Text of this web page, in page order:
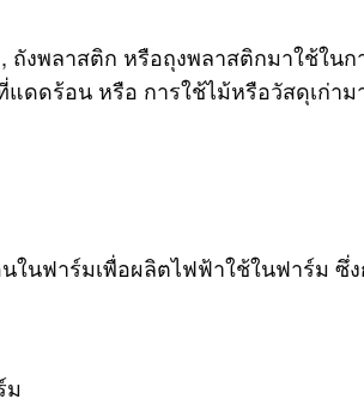
งพลาสติก หรือถุงพลาสติกมาใช้ใน
ดดร้อน หรือ การใช้ไม้หรือวัสดุเก่า
ในฟาร์มเพื่อผลิตไฟฟ้าใช้ในฟาร์ม
ม